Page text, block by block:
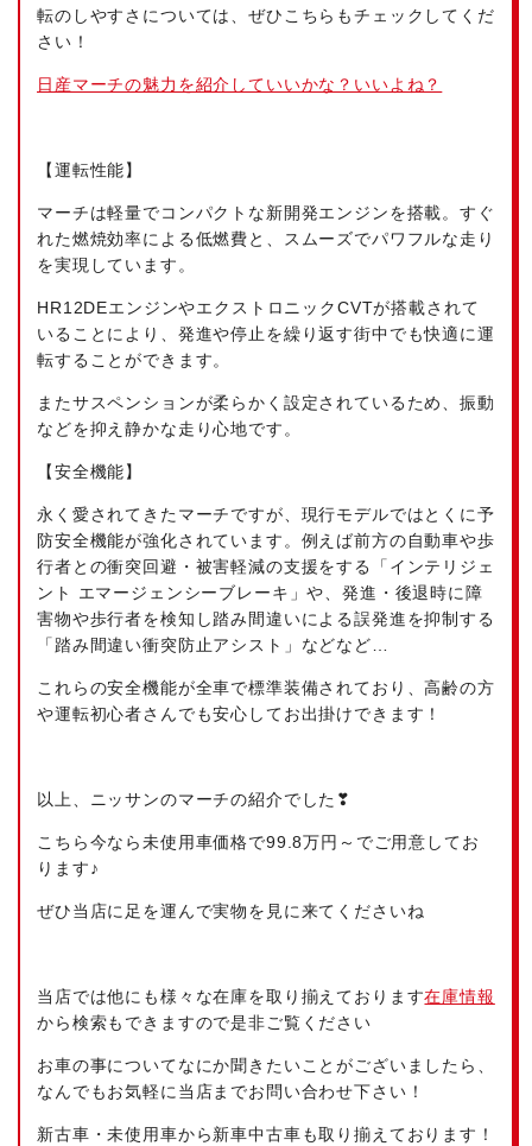
転のしやすさについては、ぜひこちらもチェックしてくだ
さい！
日産マーチの魅力を紹介していいかな？いいよね？
【運転性能】
マーチは軽量でコンパクトな新開発エンジンを搭載。すぐ
れた燃焼効率による低燃費と、スムーズでパワフルな走り
を実現しています。
HR12DEエンジンやエクストロニックCVTが搭載されて
いることにより、発進や停止を繰り返す街中でも快適に運
転することができます。
またサスペンションが柔らかく設定されているため、振動
などを抑え静かな走り心地です。
【安全機能】
永く愛されてきたマーチですが、現行モデルではとくに予
防安全機能が強化されています。例えば前方の自動車や歩
行者との衝突回避・被害軽減の支援をする「インテリジェ
ント エマージェンシーブレーキ」や、発進・後退時に障
害物や歩行者を検知し踏み間違いによる誤発進を抑制する
「踏み間違い衝突防止アシスト」などなど…
これらの安全機能が全車で標準装備されており、高齢の方
や運転初心者さんでも安心してお出掛けできます！
以上、ニッサンのマーチの紹介でした❣
こちら今なら未使用車価格で99.8万円～でご用意してお
ります♪
ぜひ当店に足を運んで実物を見に来てくださいね
当店では他にも様々な在庫を取り揃えております在庫情報
から検索もできますので是非ご覧ください
お車の事についてなにか聞きたいことがございましたら、
なんでもお気軽に当店までお問い合わせ下さい！
新古車・未使用車から新車中古車も取り揃えております！